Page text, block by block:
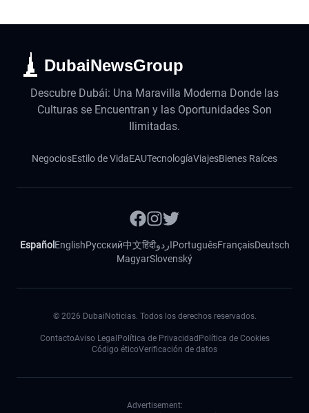
DubaiNewsGroup
Descubre Dubái: Una Maravilla Moderna Donde las
Culturas se Encuentran y las Oportunidades Son
Ilimitadas.
NegociosEstilo de VidaEAUTecnologíaViajesBienes Raíces
Español EnglishРусский中文हिंदीاردوPortuguêsFrançaisDeutsch
MagyarSlovenský
© 2026 DubaiNoticias. Todos los derechos reservados.
ContactoAviso Legal Política de Privacidad Política de Cookies
Código éticoVerificación de datos
Advertisement: